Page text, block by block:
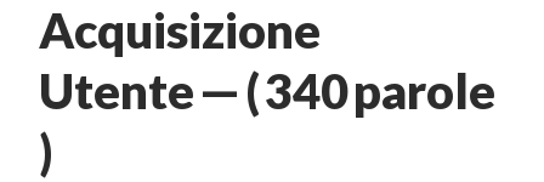
Acquisizione
Utente — ( 340 parole
)